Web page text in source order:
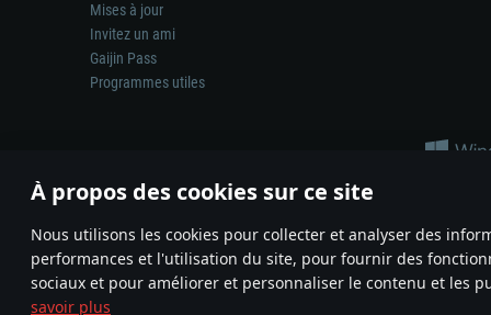
À propos des cookies sur ce site
Nous utilisons les cookies pour collecter et analyser des
performances et l'utilisation du site, pour fournir des
sociaux et pour améliorer et personnaliser le contenu et les
savoir plus
Mises à jour
Invitez un ami
Gaijin Pass
Programmes utiles
La représentation d’une arme ou d’un véhicule réel dans ce jeu
© 2011—2026 Gaijin Games Kft. All trademarks, logos and brand
Termes et conditions